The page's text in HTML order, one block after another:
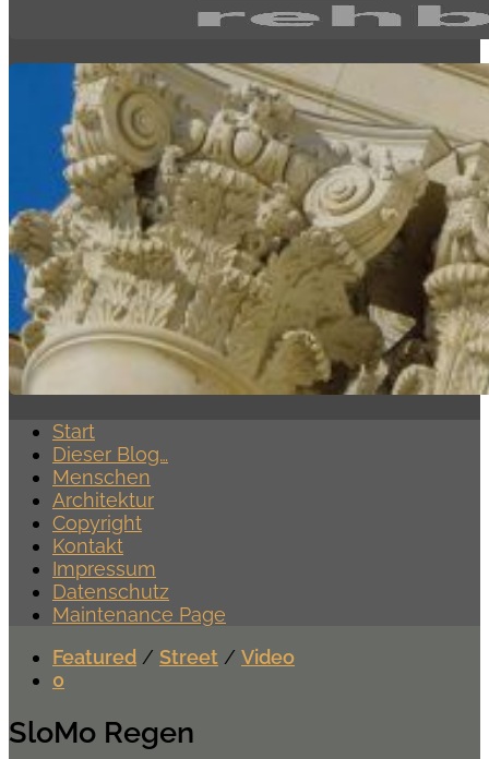
Start
Dieser Blog…
Menschen
Architektur
Copyright
Kontakt
Impressum
Datenschutz
Maintenance Page
Featured / Street / Video
0
SloMo Regen